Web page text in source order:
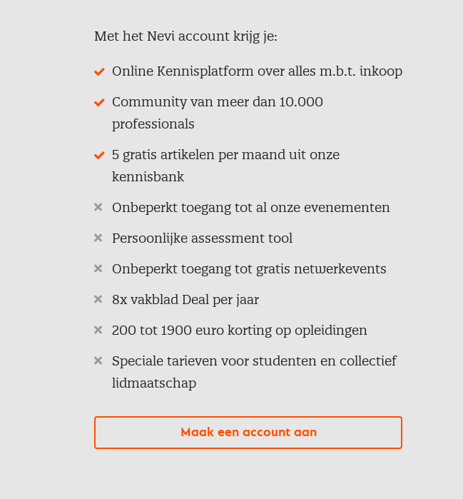
Met het Nevi account krijg je:
Online Kennisplatform over alles m.b.t. inkoop
Community van meer dan 10.000
professionals
5 gratis artikelen per maand uit onze
kennisbank
Onbeperkt toegang tot al onze evenementen
Persoonlijke assessment tool
Onbeperkt toegang tot gratis netwerkevents
8x vakblad Deal per jaar
200 tot 1900 euro korting op opleidingen
Speciale tarieven voor studenten en collectief
lidmaatschap
Maak een account aan